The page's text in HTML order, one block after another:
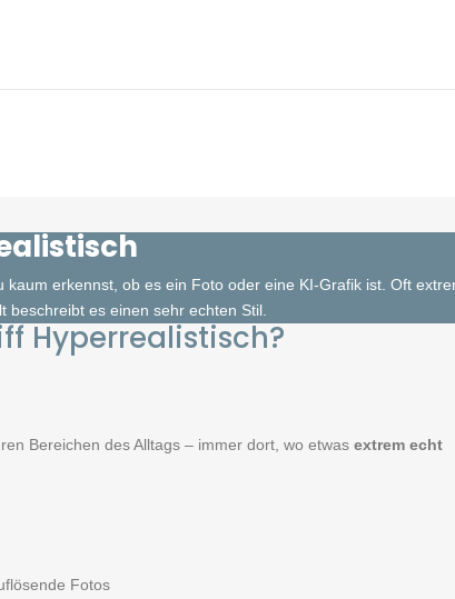
erkennst, ob es ein Foto oder eine KI-Grafik ist. Oft
beschreibt es einen sehr echten Stil.
Hyperrealistisch?
Bereichen des Alltags – immer dort, wo etwasextrem echt
Fotos